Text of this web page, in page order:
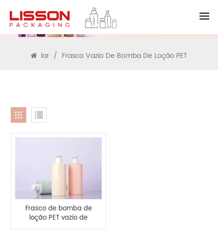
PROCURAR
lar / Frasco Vazio De Bomba De Loção PET
Frasco de bomba de
loção PET vazio de
400ml por atacado